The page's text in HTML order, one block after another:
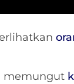
memungut